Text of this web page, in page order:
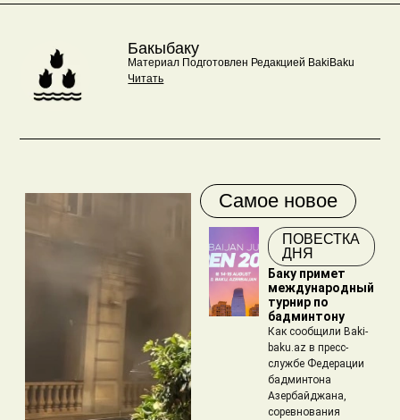
Бакыбаку
Материал Подготовлен Редакцией BakiBaku
Читать
Самое новое
ПОВЕСТКА
ДНЯ
Баку примет
международный
турнир по
бадминтону
Как сообщили Baki-
baku.az в пресс-
службе Федерации
бадминтона
Азербайджана,
соревнования